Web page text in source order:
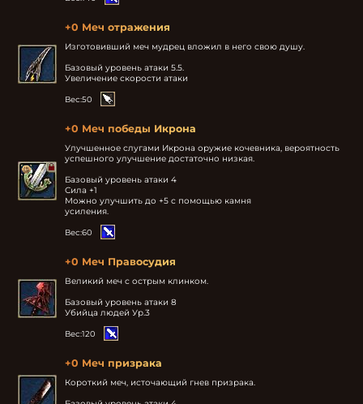
+0 Меч отражения
Изготовивший меч мудрец вложил в него свою душу.
Базовый уровень атаки 5.5.
Увеличение скорости атаки
Вес:50
+0 Меч победы Икрона
Улучшенное слугами Икрона оружие кочевника, вероятность
успешного улучшение достаточно низкая.
Базовый уровень атаки 4
Сила +1
Можно улучшить до +5 с помощью камня
усиления.
Вес:60
+0 Меч Правосудия
Великий меч с острым клинком.
Базовый уровень атаки 8
Убийца людей Ур.3
Вес:120
+0 Меч призрака
Короткий меч, источающий гнев призрака.